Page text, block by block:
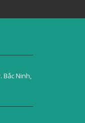
Bắc Ninh,